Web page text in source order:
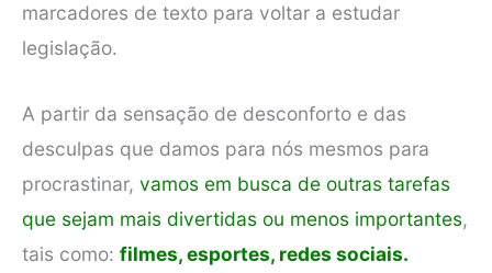
marcadores de texto para voltar a estudar
legislação.
A partir da sensação de desconforto e das
desculpas que damos para nós mesmos para
procrastinar, vamos em busca de outras tarefas
que sejam mais divertidas ou menos importantes,
tais como: filmes, esportes, redes sociais.